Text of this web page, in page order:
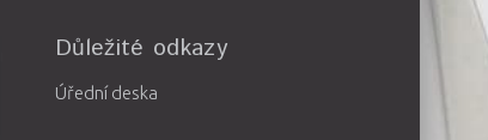
Důležité odkazy
Úřední deska